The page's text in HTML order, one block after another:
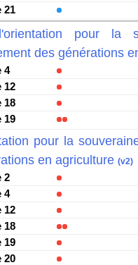
21
pour la
des générations
4
12
18
19
pour la
en agriculture (v2)
2
4
12
18
19
20